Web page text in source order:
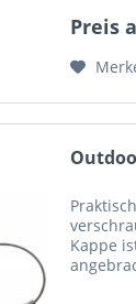
zu
Preis
Kappe